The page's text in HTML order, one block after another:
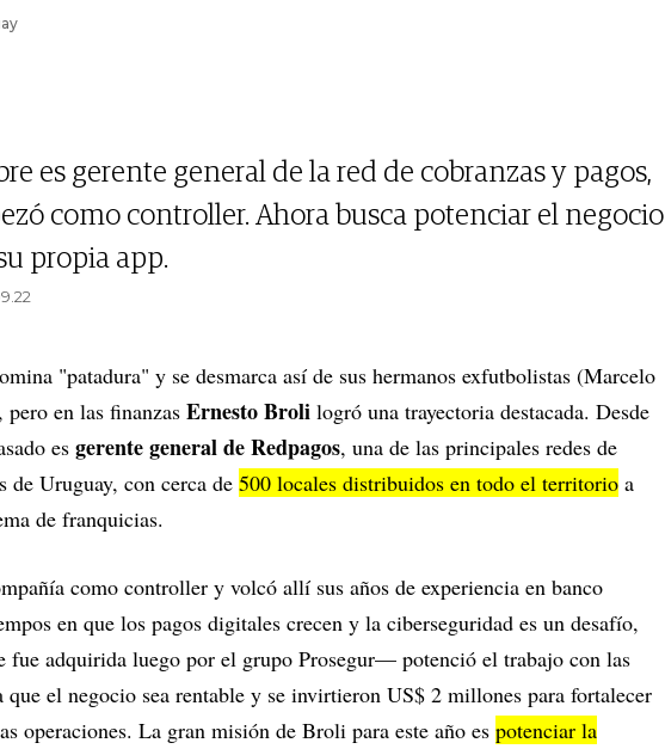
es gerente general de la red de cobranzas y pagos,
como controller. Ahora busca potenciar el negocio
propia app.
"patadura" y se desmarca así de sus hermanos exfutbolistas (Marcelo
en las finanzas Ernesto Broli logró una trayectoria destacada. Desde
es gerente general de Redpagos, una de las principales redes de
de Uruguay, con cerca de 500 locales distribuidos en todo el territorio a
de franquicias.
como controller y volcó allí sus años de experiencia en banco
en que los pagos digitales crecen y la ciberseguridad es un desafío,
fue adquirida luego por el grupo Prosegur— potenció el trabajo con las
que el negocio sea rentable y se invirtieron US$ 2 millones para fortalecer
operaciones. La gran misión de Broli para este año es potenciar la